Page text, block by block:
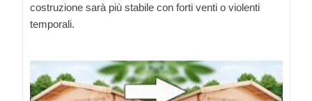
costruzione sarà più stabile con forti venti o violenti
temporali.